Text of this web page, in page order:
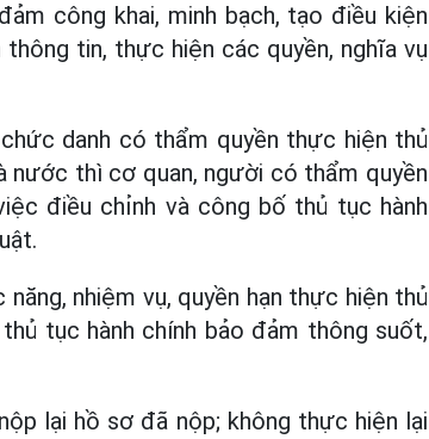
công khai, minh bạch, tạo điều kiện
tin, thực hiện các quyền, nghĩa vụ
danh có thẩm quyền thực hiện thủ
nước thì cơ quan, người có thẩm quyền
điều chỉnh và công bố thủ tục hành
nhiệm vụ, quyền hạn thực hiện thủ
tục hành chính bảo đảm thông suốt,
lại hồ sơ đã nộp; không thực hiện lại